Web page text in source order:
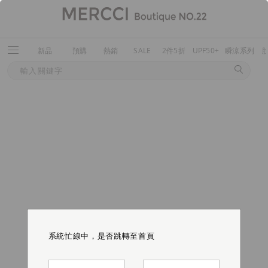
新品 預購 熱銷 SALE 2件5折 UPF50+ 瞬涼系列
系統忙線中，是否跳轉至首頁
系統忙線中，是否跳轉至首頁
系統忙線中，是否跳轉至首頁
系統忙線中，是否跳轉至首頁
系統忙線中，是否跳轉至首頁